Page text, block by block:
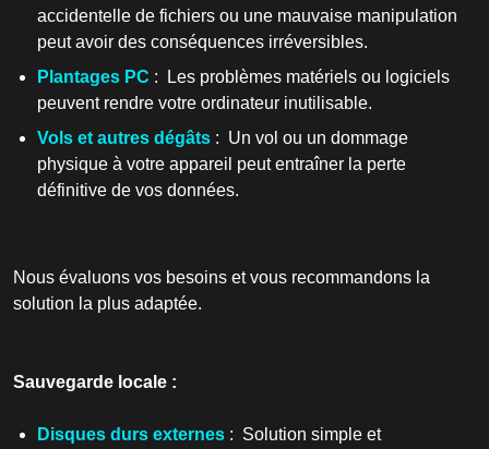
accidentelle de fichiers ou une mauvaise manipulation
peut avoir des conséquences irréversibles.
Plantages PC : Les problèmes matériels ou logiciels
peuvent rendre votre ordinateur inutilisable.
Vols et autres dégâts : Un vol ou un dommage
physique à votre appareil peut entraîner la perte
définitive de vos données.
Nous évaluons vos besoins et vous recommandons la
solution la plus adaptée.
Sauvegarde locale :
Disques durs externes : Solution simple et